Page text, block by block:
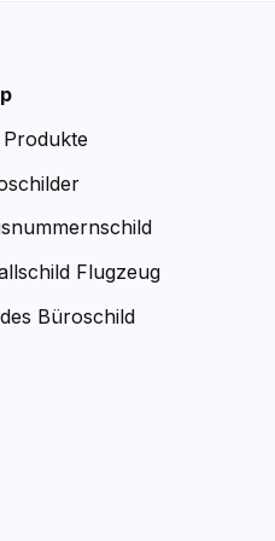
Flugzeug
Büroschild